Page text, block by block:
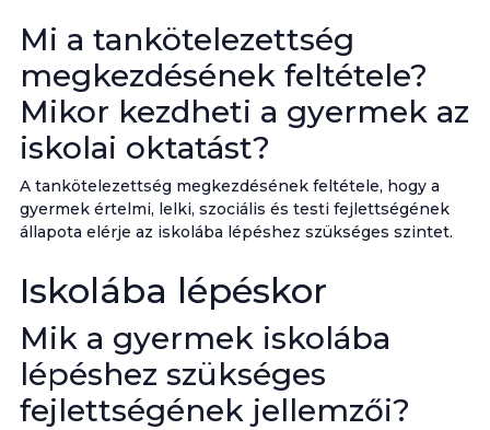
Mi a tankötelezettség
megkezdésének feltétele?
Mikor kezdheti a gyermek az
iskolai oktatást?
A tankötelezettség megkezdésének feltétele, hogy a
gyermek értelmi, lelki, szociális és testi fejlettségének
állapota elérje az iskolába lépéshez szükséges szintet.
Iskolába lépéskor
Mik a gyermek iskolába
lépéshez szükséges
fejlettségének jellemzői?